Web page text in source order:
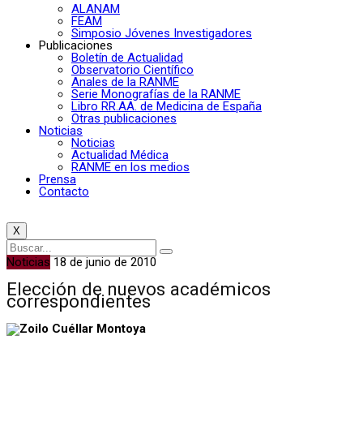
ALANAM
FEAM
Simposio Jóvenes Investigadores
Publicaciones
Boletín de Actualidad
Observatorio Científico
Anales de la RANME
Serie Monografías de la RANME
Libro RR.AA. de Medicina de España
Otras publicaciones
Noticias
Noticias
Actualidad Médica
RANME en los medios
Prensa
Contacto
X
Noticias 18 de junio de 2010
Elección de nuevos académicos
correspondientes